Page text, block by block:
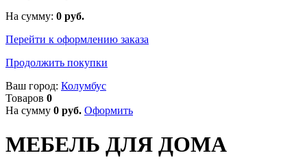
На сумму: 0 руб.
Перейти к оформлению заказа
Продолжить покупки
Ваш город: Колумбус
Товаров 0
На сумму 0 руб. Оформить
МЕБЕЛЬ ДЛЯ ДОМА